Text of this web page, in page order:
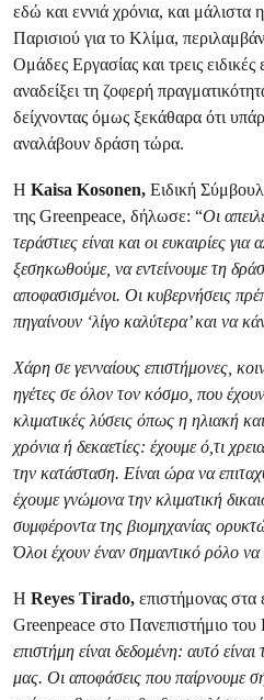
εδώ και εννιά χρόνια, και
Παρισιού για το Κλίμα,
Ομάδες Εργασίας και τρεις
αναδείξει τη ζοφερή
δείχνοντας όμως ξεκάθαρα ότι
αναλάβουν δράση τώρα.
Η Kaisa Kosonen, Ειδική
της Greenpeace, δήλωσε: “Οι
τεράστιες είναι και οι ευκαιρίες
ξεσηκωθούμε, να εντείνουμε τη
αποφασισμένοι. Οι κυβερνήσεις
πηγαίνουν ‘λίγο καλύτερα’ και να
Χάρη σε γενναίους επιστήμονες,
ηγέτες σε όλον τον κόσμο, που
κλιματικές λύσεις όπως η ηλιακή
χρόνια ή δεκαετίες: έχουμε ό,τι
την κατάσταση. Είναι ώρα να
έχουμε γνώμονα την κλιματική
συμφέροντα της βιομηχανίας
Όλοι έχουν έναν σημαντικό ρόλο να
Η Reyes Tirado, επιστήμονας στα
Greenpeace στο Πανεπιστήμιο του
επιστήμη είναι δεδομένη: αυτό είναι
μας. Οι αποφάσεις που παίρνουμε